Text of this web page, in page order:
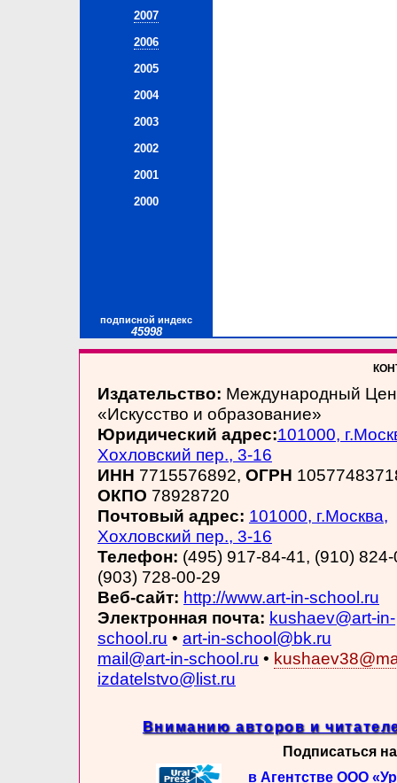
2007
2006
2005
2004
2003
2002
2001
2000
подписной индекс
45998
Издательство: Международный
«Искусство и образование»
Юридический адрес:101000,
Хохловский пер., 3-16
ИНН 7715576892, ОГРН
ОКПО 78928720
Почтовый адрес: 101000, г.Москва,
Хохловский пер., 3-16
Телефон: (495) 917-84-41, (910)
(903) 728-00-29
Веб-сайт: http://www.art-in-school.ru
Электронная почта: kushaev@art-in-
school.ru • art-in-school@bk.ru
mail@art-in-school.ru •
izdatelstvo@list.ru
Вниманию авторов и
Подписаться
в Агентстве ООО